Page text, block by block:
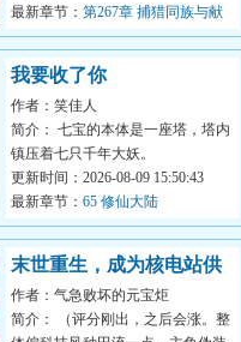
...
最新章节： 第267章 捕猎同族与献
祭
我要收了你
作者：笑佳人
简介： 七宝的本体是一座塔，塔内
镇压着七只千年大妖。
意外穿到现代...
更新时间：2026-08-09 15:50:43
最新章节： 65 修仙大陆
末世重生，成为核电站供
能无限
作者：气急败坏的元宝炬
简介： （评分刚出，之后会涨。整